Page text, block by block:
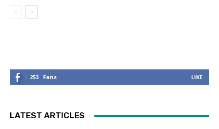
253 Fans LIKE
LATEST ARTICLES